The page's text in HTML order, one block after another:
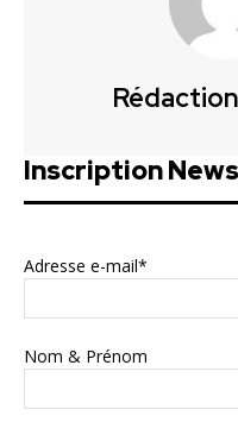
Inscription
Adresse e-mail*
Nom & Prénom